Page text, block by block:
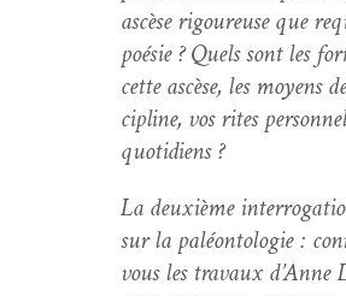
ascèse rigoureuse que
poésie ? Quels sont les
cette ascèse, les moyens
ci­pline, vos rites
quotidiens ?
La deux­ième
sur la paléon­tolo­gie :
vous les travaux